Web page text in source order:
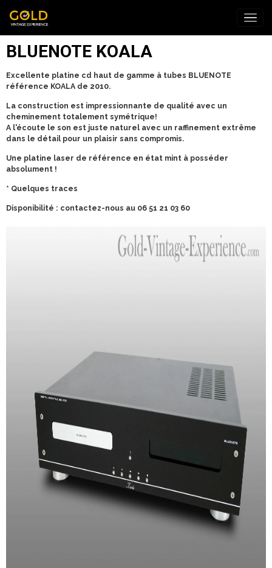
BLUENOTE KOALA
Excellente platine cd haut de gamme à tubes BLUENOTE
référence KOALA de 2010.
La construction est impressionnante de qualité avec un
cheminement totalement symétrique!
A l'écoute le son est juste naturel avec un raffinement extrême
dans le détail pour un plaisir sans compromis.
Une platine laser de référence en état mint à posséder
absolument !
* Quelques traces
Disponibilité : contactez-nous au 06 51 21 03 60